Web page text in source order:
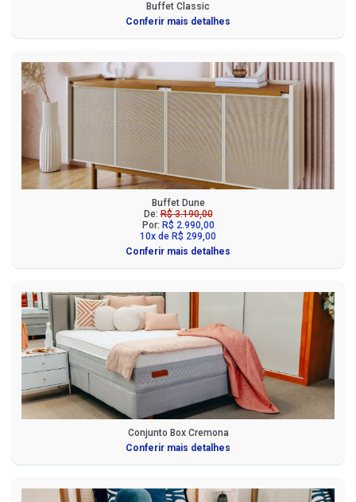
Buffet Classic
Conferir mais detalhes
Buffet Dune
De:R$ 3.190,00
Por: R$ 2.990,00
10x de R$ 299,00
Conferir mais detalhes
Conjunto Box Cremona
Conferir mais detalhes